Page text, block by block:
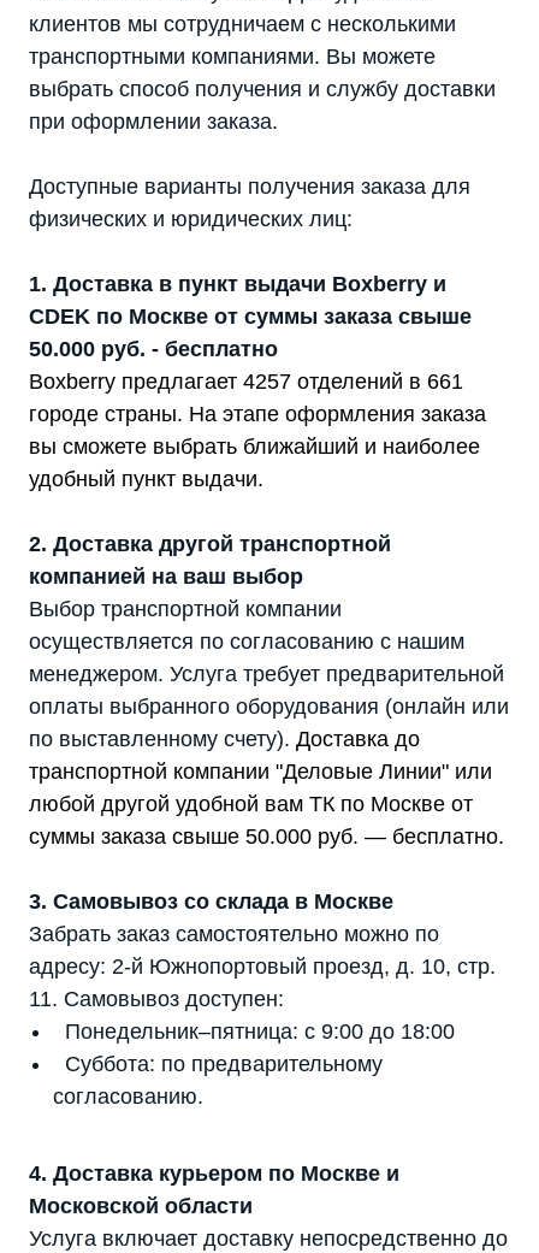
клиентов мы сотрудничаем с несколькими
транспортными компаниями. Вы можете
выбрать способ получения и службу доставки
при оформлении заказа.
Доступные варианты получения заказа для
физических и юридических лиц:
1. Доставка в пункт выдачи Boxberry и
CDEK по Москве от суммы заказа свыше
50.000 руб. - бесплатно
Boxberry предлагает 4257 отделений в 661
городе страны. На этапе оформления заказа
вы сможете выбрать ближайший и наиболее
удобный пункт выдачи.
2. Доставка другой транспортной
компанией на ваш выбор
Выбор транспортной компании
осуществляется по согласованию с нашим
менеджером. Услуга требует предварительной
оплаты выбранного оборудования (онлайн или
по выставленному счету). Доставка до
транспортной компании "Деловые Линии" или
любой другой удобной вам ТК по Москве от
суммы заказа свыше 50.000 руб. — бесплатно.
3. Самовывоз со склада в Москве
Забрать заказ самостоятельно можно по
адресу: 2-й Южнопортовый проезд, д. 10, стр.
11. Самовывоз доступен:
Понедельник–пятница: с 9:00 до 18:00
Суббота: по предварительному
согласованию.
4. Доставка курьером по Москве и
Московской области
Услуга включает доставку непосредственно до